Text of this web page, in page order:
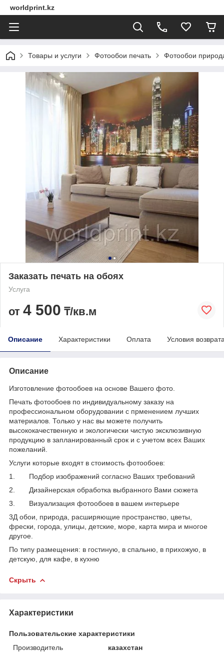
worldprint.kz
Товары и услуги Фотообои печать Фотообои
Заказать печать на обоях
Услуга
от 4 500 ₸/кв.м
Описание Характеристики Оплата Условия
Описание
Изготовление фотообоев на основе Вашего фото.
Печать фотообоев по индивидуальному заказу на
профессиональном оборудовании с прменением лучших
материалов. Только у нас вы можете получить
высококачественную и экологически чистую эксклюзивную
продукцию в запланированный срок и с учетом всех Ваших
пожеланий.
Услуги которые входят в стоимость фотообоев:
1. Подбор изображений согласно Ваших требований
2. Дизайнерская обработка выбранного Вами сюжета
3. Визуализация фотообоев в вашем интерьере
3Д обои, природа, расширяющие пространство, цветы,
фрески, города, улицы, детские, море, карта мира и многое
другое.
По типу размещения: в гостиную, в спальню, в прихожую, в
детскую, для кафе, в кухню
Скрыть
Характеристики
Пользовательские характеристики
Производитель
казахстан